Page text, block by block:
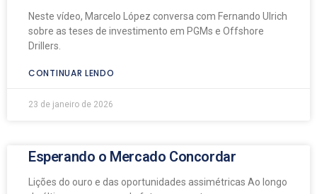
Neste vídeo, Marcelo López conversa com Fernando Ulrich
sobre as teses de investimento em PGMs e Offshore
Drillers.
CONTINUAR LENDO
23 de janeiro de 2026
Esperando o Mercado Concordar
Lições do ouro e das oportunidades assimétricas Ao longo